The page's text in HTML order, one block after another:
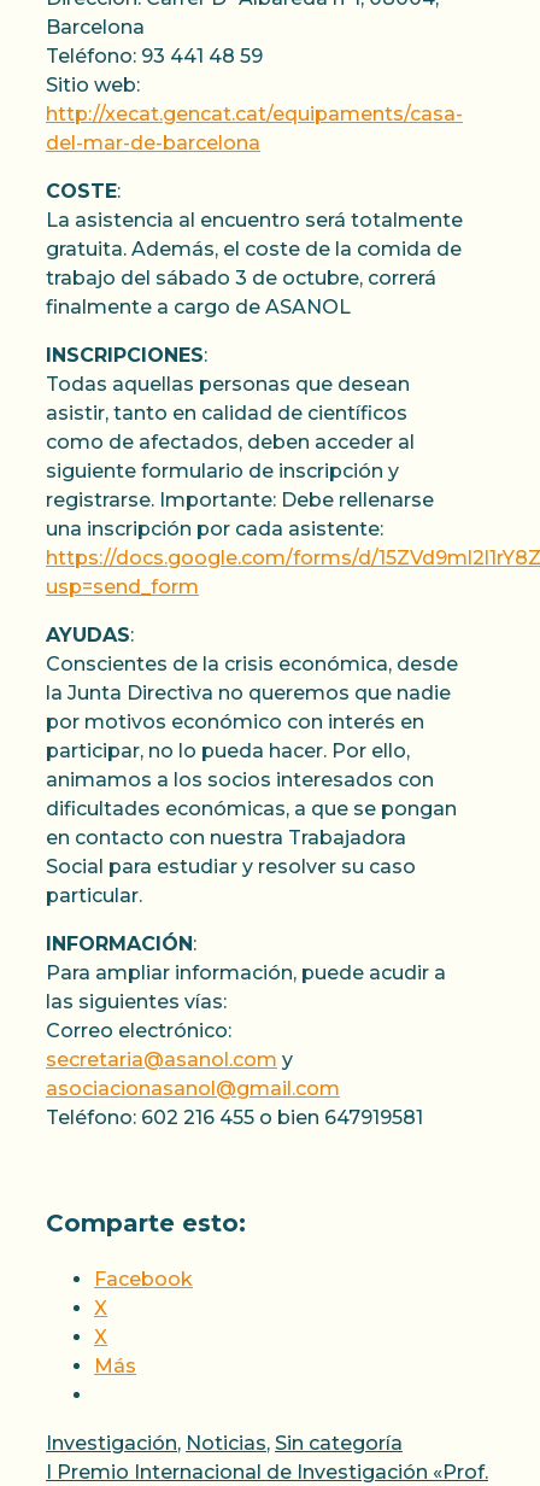
Barcelona
Teléfono: 93 441 48 59
Sitio web:
http://xecat.gencat.cat/equipaments/casa-
del-mar-de-barcelona
COSTE:
La asistencia al encuentro será totalmente
gratuita. Además, el coste de la comida de
trabajo del sábado 3 de octubre, correrá
finalmente a cargo de ASANOL
INSCRIPCIONES:
Todas aquellas personas que desean
asistir, tanto en calidad de científicos
como de afectados, deben acceder al
siguiente formulario de inscripción y
registrarse. Importante: Debe rellenarse
una inscripción por cada asistente:
https://docs.google.com/forms/d/
usp=send_form
AYUDAS:
Conscientes de la crisis económica, desde
la Junta Directiva no queremos que nadie
por motivos económico con interés en
participar, no lo pueda hacer. Por ello,
animamos a los socios interesados con
dificultades económicas, a que se pongan
en contacto con nuestra Trabajadora
Social para estudiar y resolver su caso
particular.
INFORMACIÓN:
Para ampliar información, puede acudir a
las siguientes vías:
Correo electrónico:
secretaria@asanol.com y
asociacionasanol@gmail.com
Teléfono: 602 216 455 o bien 647919581
Comparte esto:
Facebook
X
X
Más
Categorías
Investigación, Noticias, Sin categoría
I Premio Internacional de Investigación «Prof.